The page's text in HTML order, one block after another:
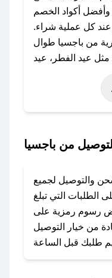
أكواد الخصم
كل عملية شراء.
من باجسيا طوال
عيد الفطر، عيد
نوفمبر)، رمضان،
أو حتى عروض خاصة
العثور بسهولة على
الإلكتروني لإضافته
بسرعة.
### كيفية استخدام كود خصم باجسيا؟
1. انسخ كود الخصم من تطبيق صحصح.
2. الصقه في خانة الدفع عند التسوق من باجسيا.
من باجسيا
والتوصيل لجميع
الطلبات التي تبلغ
رسوم رمزية على
من خيار التوصيل